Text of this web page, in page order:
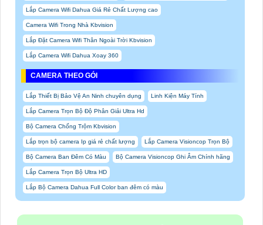
Lắp Camera Wifi Dahua Giá Rẻ Chất Lượng cao
Camera Wifi Trong Nhà Kbvision
Lắp Đặt Camera Wifi Thân Ngoài Trời Kbvision
Lắp Camera Wifi Dahua Xoay 360
CAMERA THEO GÓI
Lắp Thiết Bị Bảo Vệ An Ninh chuyên dụng Linh Kiện Máy Tính
Lắp Camera Trọn Bộ Độ Phân Giải Ultra Hd
Bộ Camera Chống Trộm Kbvision
Lắp trọn bộ camera Ip giá rẻ chất lượng Lắp Camera Visioncop Trọn Bộ
Bộ Camera Ban Đêm Có Màu Bộ Camera Visioncop Ghi Âm Chính hãng
Lắp Camera Trọn Bộ Ultra HD
Lắp Bộ Camera Dahua Full Color ban đêm có màu